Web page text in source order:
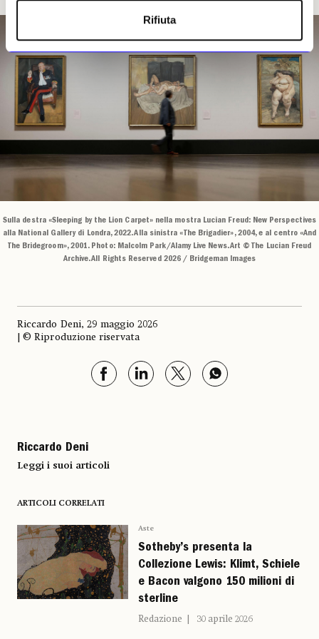
Rifiuta
Sulla destra «Sleeping by the Lion Carpet» nella mostra Lucian Freud: New Perspectives
alla National Gallery di Londra, 2022. Alla sinistra «The Brigadier», 2004, e al centro «And
The Bridegroom», 2001. Photo: Malcolm Park/Alamy Live News. Art © The Lucian Freud
Archive. All Rights Reserved 2026 / Bridgeman Images
Riccardo Deni, 29 maggio 2026
| © Riproduzione riservata
Riccardo Deni
Leggi i suoi articoli
ARTICOLI CORRELATI
Aste
Sotheby’s presenta la
Collezione Lewis: Klimt, Schiele
e Bacon valgono 150 milioni di
sterline
Redazione 30 aprile 2026